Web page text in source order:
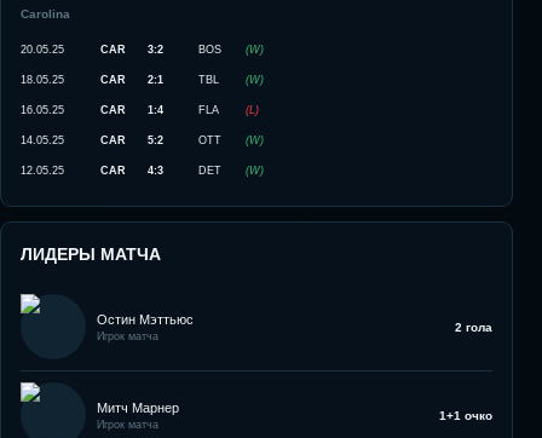
Carolina
20.05.25 CAR 3:2 BOS (W)
18.05.25 CAR 2:1 TBL (W)
16.05.25 CAR 1:4 FLA (L)
14.05.25 CAR 5:2 OTT (W)
12.05.25 CAR 4:3 DET (W)
ЛИДЕРЫ МАТЧА
Остин Мэттьюс
Игрок матча
2 гола
Митч Марнер
Игрок матча
1+1 очко